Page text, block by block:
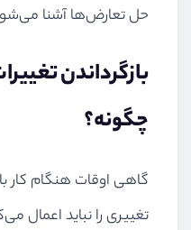
حل تعارض‌ها آشنا
بازگرداندن
چگونه؟
گاهی اوقات هنگام
تغییری را نباید اعمال